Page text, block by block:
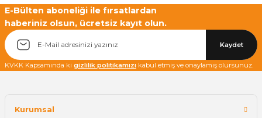
E-Bülten aboneliği ile fırsatlardan
haberiniz olsun, ücretsiz kayıt olun.
Kaydet
KVKK Kapsamında ki gizlilik politikamızı kabul etmiş ve onaylamış olursunuz.
Kurumsal